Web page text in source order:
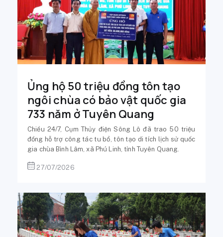
Ủng hộ 50 triệu đồng tôn tạo
ngôi chùa có bảo vật quốc gia
733 năm ở Tuyên Quang
Chiều 24/7, Cụm Thủy điện Sông Lô đã trao 50 triệu
đồng hỗ trợ công tác tu bổ, tôn tạo di tích lịch sử quốc
gia chùa Bình Lâm, xã Phú Linh, tỉnh Tuyên Quang.
27/07/2026